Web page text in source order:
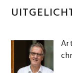
Primaire
Sidebar